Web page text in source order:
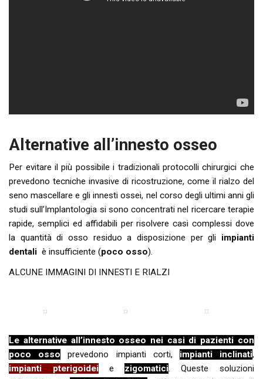
Alternative all’innesto osseo
Per evitare il più possibile i tradizionali protocolli chirurgici che
prevedono tecniche invasive di ricostruzione, come il rialzo del
seno mascellare e gli innesti ossei, nel corso degli ultimi anni gli
studi sull’Implantologia si sono concentrati nel ricercare terapie
rapide, semplici ed affidabili per risolvere casi complessi dove
la quantità di osso residuo a disposizione per gli impianti
dentali è insufficiente (poco osso).
ALCUNE IMMAGINI DI INNESTI E RIALZI
Le alternative all’innesto osseo nei casi di pazienti con
poco osso prevedono impianti corti, impianti inclinati,
impianti pterigoideie zigomatici. Queste soluzioni